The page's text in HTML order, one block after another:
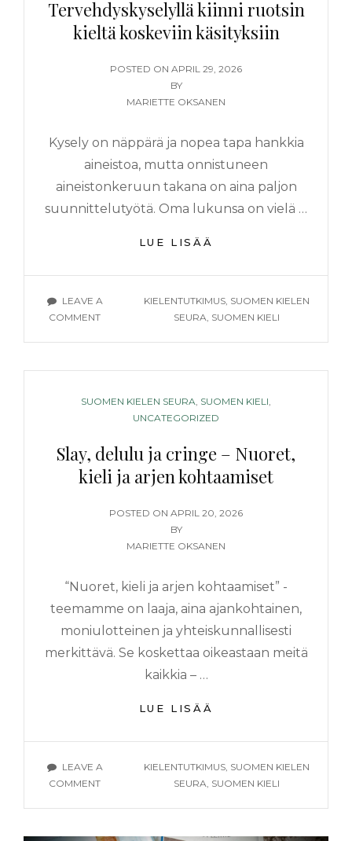
Tervehdyskyselyllä kiinni ruotsin
kieltä koskeviin käsityksiin
POSTED ON POSTED
ON
APRIL 29, 2026
BY
MARIETTE OKSANEN
Kysely on näppärä ja nopea tapa hankkia
aineistoa, mutta onnistuneen
aineistonkeruun takana on aina paljon
suunnittelutyötä. Oma lukunsa on vielä …
LUE LISÄÄ
RUOTSIN
KOSKEVIIN
LEAVE A
COMMENTON
KOSKEVIIN
KÄSITYKSIIN
TAGS
KIELENTUTKIMUS, SUOMEN KIELEN
SEURA, SUOMEN KIELI
CATEGORIES
SUOMEN KIELEN SEURA, SUOMEN KIELI,
UNCATEGORIZED
Slay, delulu ja cringe – Nuoret,
kieli ja arjen kohtaamiset
POSTED ON POSTED
ON
APRIL 20, 2026
BY
MARIETTE OKSANEN
“Nuoret, kieli ja arjen kohtaamiset” -
teemamme on laaja, aina ajankohtainen,
moniulotteinen ja yhteiskunnallisesti
merkittävä. Se koskettaa oikeastaan meitä
kaikkia – …
LUE LISÄÄ
JA
–
KIELI
LEAVE A
COMMENTON
TAGS
KIELENTUTKIMUS, SUOMEN KIELEN
SEURA, SUOMEN KIELI